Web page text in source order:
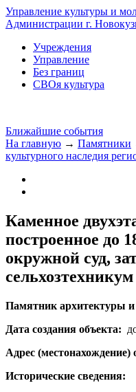
Управление культуры и
Администрации г.
Учреждения
Управление
Без границ
СВОя культура
Ближайшие события
На главную → Памятники
культурного наследия
Каменное
построенное до
окружной суд,
Памятник архитектуры и
Дата создания объекта:
Адрес (местонахождение)
Исторические сведения: